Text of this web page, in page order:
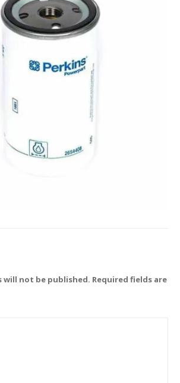
will not be published. Required fields are